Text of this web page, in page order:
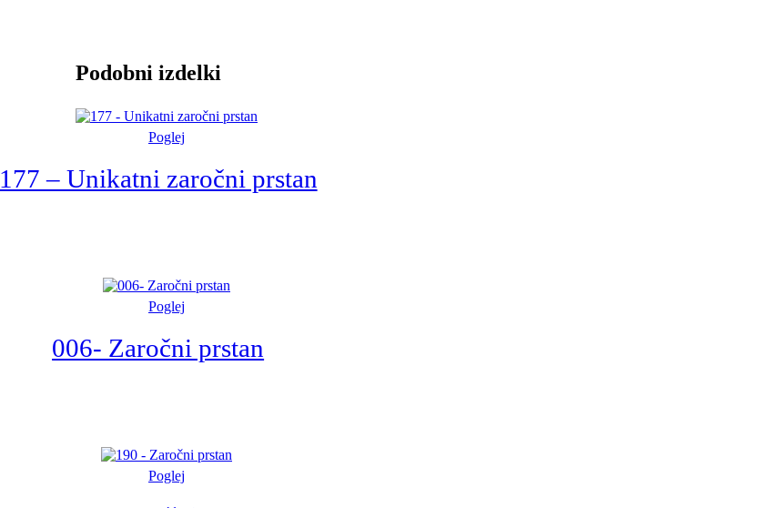
Podobni izdelki
Poglej
177 – Unikatni zaročni prstan
Poglej
006- Zaročni prstan
Poglej